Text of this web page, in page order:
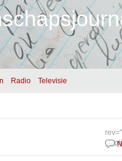
Radio Televisie